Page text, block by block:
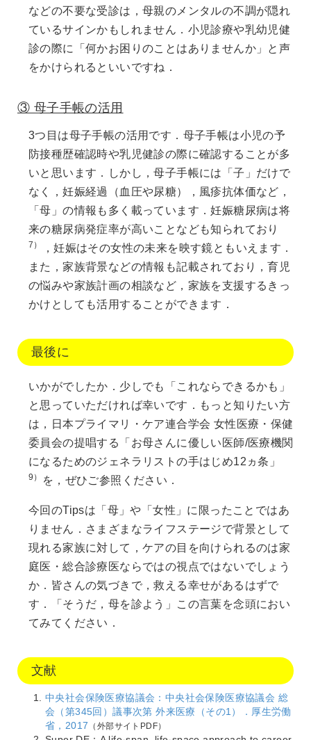
などの不要な受診は，母親のメンタルの不調が隠れ
ているサインかもしれません．小児診療や乳幼児健
診の際に「何かお困りのことはありませんか」と声
をかけられるといいですね．
③ 母子手帳の活用
3つ目は母子手帳の活用です．母子手帳は小児の予
防接種歴確認時や乳児健診の際に確認することが多
いと思います．しかし，母子手帳には「子」だけで
なく，妊娠経過（血圧や尿糖），風疹抗体価など，
「母」の情報も多く載っています．妊娠糖尿病は将
来の糖尿病発症率が高いことなども知られており
7）
，妊娠はその女性の未来を映す鏡ともいえます．
また，家族背景などの情報も記載されており，育児
の悩みや家族計画の相談など，家族を支援するきっ
かけとしても活用することができます．
最後に
いかがでしたか．少しでも「これならできるかも」
と思っていただければ幸いです．もっと知りたい方
は，日本プライマリ・ケア連合学会 女性医療・保健
委員会の提唱する「お母さんに優しい医師/医療機関
になるためのジェネラリストの手はじめ12ヵ条」
9） を，ぜひご参照ください．
今回のTipsは「母」や「女性」に限ったことではあ
りません．さまざまなライフステージで背景として
現れる家族に対して，ケアの目を向けられるのは家
庭医・総合診療医ならではの視点ではないでしょう
か．皆さんの気づきで，救える幸せがあるはずで
す．「そうだ，母を診よう」この言葉を念頭におい
てみてください．
文献
中央社会保険医療協議会：中央社会保険医療協議会 総
会（第345回）議事次第 外来医療（その1）．厚生労働
省，2017 （外部サイトPDF）